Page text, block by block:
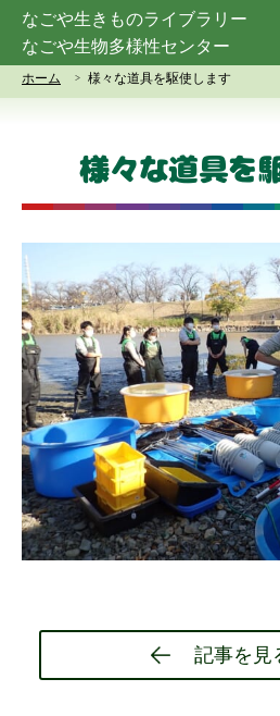
なごや生きものライブラリー
なごや生物多様性センター
ホーム 様々な道具を駆使します
様々な道具を
Post
navigation
記事を見